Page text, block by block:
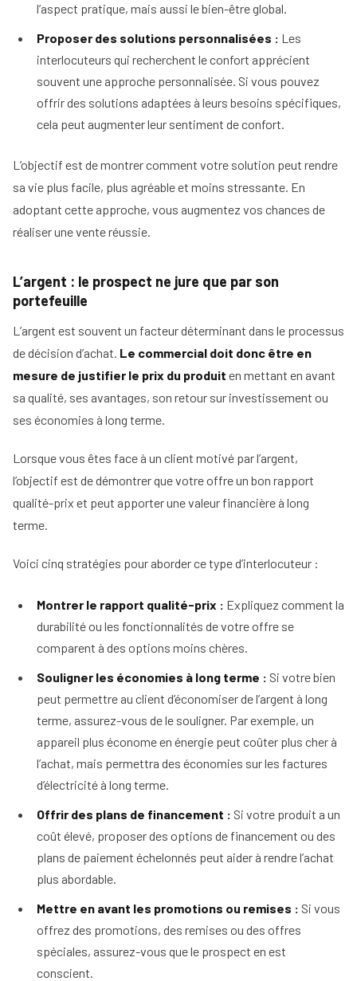
l’aspect pratique, mais aussi le bien-être global.
Proposer des solutions personnalisées : Les
interlocuteurs qui recherchent le confort apprécient
souvent une approche personnalisée. Si vous pouvez
offrir des solutions adaptées à leurs besoins spécifiques,
cela peut augmenter leur sentiment de confort.
L’objectif est de montrer comment votre solution peut rendre
sa vie plus facile, plus agréable et moins stressante. En
adoptant cette approche, vous augmentez vos chances de
réaliser une vente réussie.
L’argent : le prospect ne jure que par son
portefeuille
L’argent est souvent un facteur déterminant dans le processus
de décision d’achat. Le commercial doit donc être en
mesure de justifier le prix du produit en mettant en avant
sa qualité, ses avantages, son retour sur investissement ou
ses économies à long terme.
Lorsque vous êtes face à un client motivé par l’argent,
l’objectif est de démontrer que votre offre un bon rapport
qualité-prix et peut apporter une valeur financière à long
terme.
Voici cinq stratégies pour aborder ce type d’interlocuteur :
Montrer le rapport qualité-prix : Expliquez comment la
durabilité ou les fonctionnalités de votre offre se
comparent à des options moins chères.
Souligner les économies à long terme : Si votre bien
peut permettre au client d’économiser de l’argent à long
terme, assurez-vous de le souligner. Par exemple, un
appareil plus économe en énergie peut coûter plus cher à
l’achat, mais permettra des économies sur les factures
d’électricité à long terme.
Offrir des plans de financement : Si votre produit a un
coût élevé, proposer des options de financement ou des
plans de paiement échelonnés peut aider à rendre l’achat
plus abordable.
Mettre en avant les promotions ou remises : Si vous
offrez des promotions, des remises ou des offres
spéciales, assurez-vous que le prospect en est
conscient.